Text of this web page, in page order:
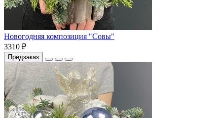
Новогодняя композиция "Совы"
3310 ₽
Предзаказ